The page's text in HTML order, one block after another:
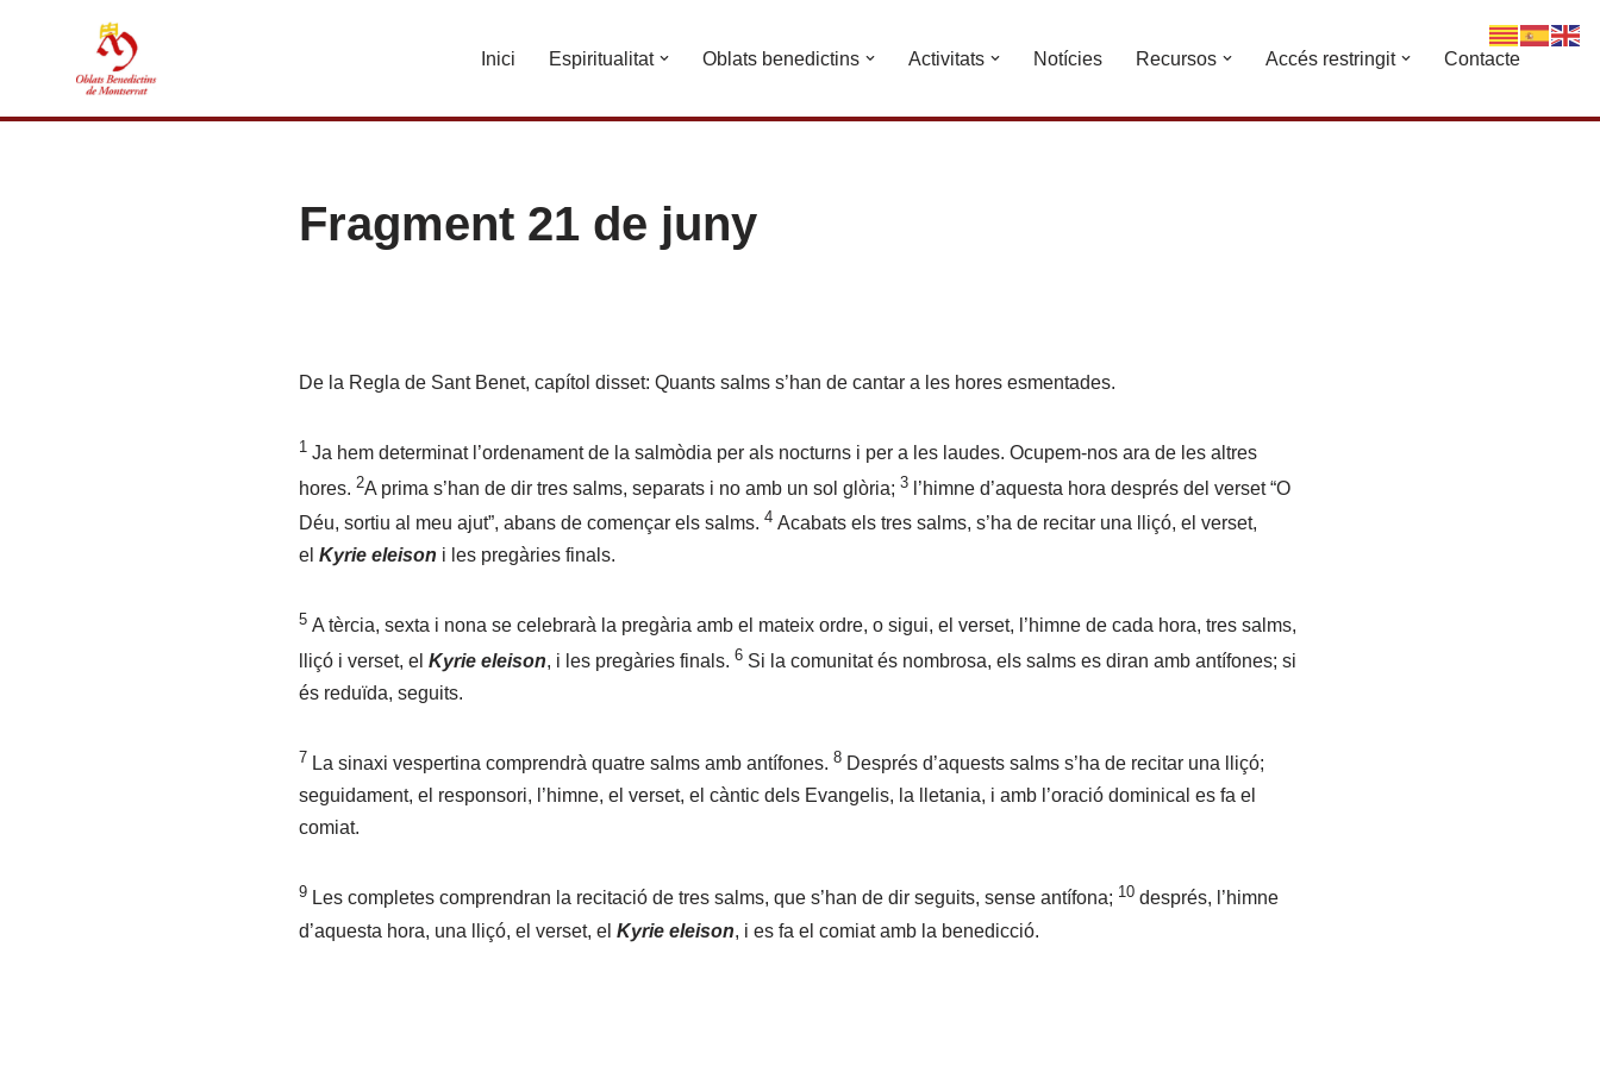
Inici Espiritualitat Oblats benedictins Activitats Notícies Recursos Accés restringit Contacte
Fragment 21 de juny
De la Regla de Sant Benet, capítol disset: Quants salms s’han de cantar a les hores esmentades.
1Ja hem determinat l’ordenament de la salmòdia per als nocturns i per a les laudes. Ocupem-nos ara de les altres
hores. 2A prima s’han de dir tres salms, separats i no amb un sol glòria; 3l’himne d’aquesta hora després del verset “O
Déu, sortiu al meu ajut”, abans de començar els salms. 4Acabats els tres salms, s’ha de recitar una lliçó, el verset,
el Kyrie eleison i les pregàries finals.
5A tèrcia, sexta i nona se celebrarà la pregària amb el mateix ordre, o sigui, el verset, l’himne de cada hora, tres salms,
lliçó i verset, el Kyrie eleison, i les pregàries finals. 6Si la comunitat és nombrosa, els salms es diran amb antífones; si
és reduïda, seguits.
7 La sinaxi vespertina comprendrà quatre salms amb antífones. 8Després d’aquests salms s’ha de recitar una lliçó;
seguidament, el responsori, l’himne, el verset, el càntic dels Evangelis, la lletania, i amb l’oració dominical es fa el
comiat.
9Les completes comprendran la recitació de tres salms, que s’han de dir seguits, sense antífona; 10després, l’himne
d’aquesta hora, una lliçó, el verset, el Kyrie eleison, i es fa el comiat amb la benedicció.